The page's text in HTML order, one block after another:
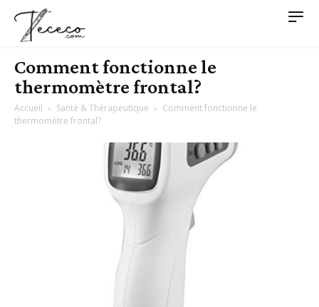
Comment fonctionne le
thermomètre frontal?
Accueil Santé & Thérapeutique
Comment fonctionne le
thermomètre frontal?